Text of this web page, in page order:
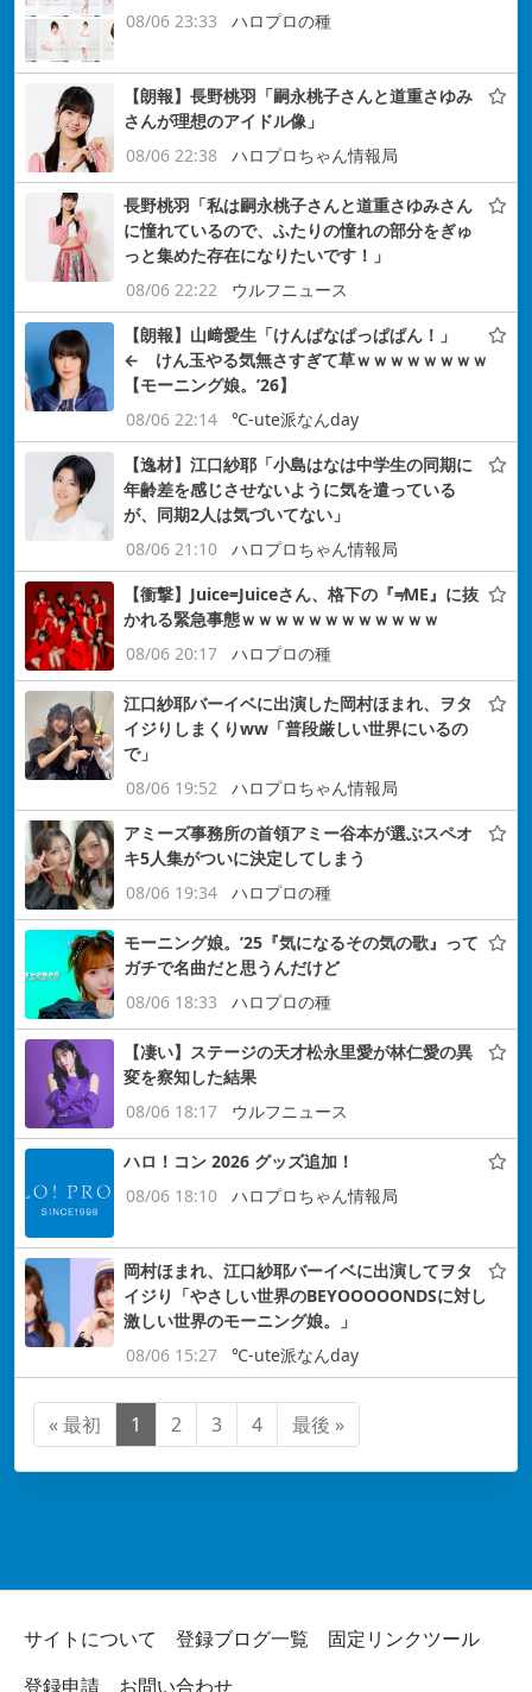
08/06 23:33
ハロプロの種
【朗報】長野桃羽「嗣永桃子さんと道重さゆみ
さんが理想のアイドル像」
08/06 22:38
ハロプロちゃん情報局
長野桃羽「私は嗣永桃子さんと道重さゆみさん
に憧れているので、ふたりの憧れの部分をぎゅ
っと集めた存在になりたいです！」
08/06 22:22
ウルフニュース
【朗報】山﨑愛生「けんぱなぱっぱぱん！」
← けん玉やる気無さすぎて草ｗｗｗｗｗｗｗｗ
【モーニング娘。’26】
08/06 22:14
℃-ute派なんday
【逸材】江口紗耶「小島はなは中学生の同期に
年齢差を感じさせないように気を遣っている
が、同期2人は気づいてない」
08/06 21:10
ハロプロちゃん情報局
【衝撃】Juice=Juiceさん、格下の『≠ME』に抜
かれる緊急事態ｗｗｗｗｗｗｗｗｗｗｗｗ
08/06 20:17
ハロプロの種
江口紗耶バーイベに出演した岡村ほまれ、ヲタ
イジりしまくりww「普段厳しい世界にいるの
で」
08/06 19:52
ハロプロちゃん情報局
アミーズ事務所の首領アミー谷本が選ぶスペオ
キ5人集がついに決定してしまう
08/06 19:34
ハロプロの種
モーニング娘。’25『気になるその気の歌』って
ガチで名曲だと思うんだけど
08/06 18:33
ハロプロの種
【凄い】ステージの天才松永里愛が林仁愛の異
変を察知した結果
08/06 18:17
ウルフニュース
ハロ！コン 2026 グッズ追加！
08/06 18:10
ハロプロちゃん情報局
岡村ほまれ、江口紗耶バーイベに出演してヲタ
イジり「やさしい世界のBEYOOOOONDSに対し
激しい世界のモーニング娘。」
08/06 15:27
℃-ute派なんday
« 最初 1 2 3 4 最後 »
サイトについて 登録ブログ一覧
固定リンクツール
登録申請
お問い合わせ